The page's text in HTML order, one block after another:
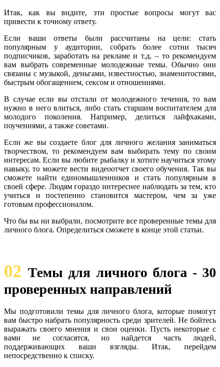
Итак, как вы видите, эти простые вопросы могут вас
привести к точному ответу.
Если ваши ответы были рассчитаны на цели: стать
популярным у аудитории, собрать более сотни тысяч
подписчиков, заработать на рекламе и т.д. – то рекомендуем
вам выбрать современные молодежные темы. Обычно они
связаны с музыкой, деньгами, известностью, знаменитостями,
быстрым обогащением, сексом и отношениями.
В случае если вы отстали от молодежного течения, то вам
нужно в него влиться, либо стать старшим воспитателем для
молодого поколения. Например, делиться лайфхаками,
поучениями, а также советами.
Если же вы создаете блог для личного желания заниматься
творчеством, то рекомендуем вам выбирать тему по своим
интересам. Если вы любите рыбалку и хотите научиться этому
навыку, то можете вести видеоотчет своего обучения. Так вы
сможете найти единомышленников и стать популярным в
своей сфере. Людям гораздо интереснее наблюдать за тем, кто
учиться и постепенно становится мастером, чем за уже
готовым профессионалом.
Что бы вы ни выбрали, посмотрите все проверенные темы для
личного блога. Определиться сможете в конце этой статьи.
02Темы для личного блога - 30
проверенных направлений
Мы подготовили темы для личного блога, которые помогут
вам быстро набрать популярность среди зрителей. Не бойтесь
выражать своего мнения и свои оценки. Пусть некоторые с
вами не согласятся, но найдется часть людей,
поддерживающих ваши взгляды. Итак, перейдем
непосредственно к списку.